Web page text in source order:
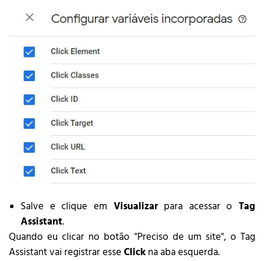
Salve e clique em Visualizarpara acessar o Tag
Assistant.
Quando eu clicar no botão "Preciso de um site", o Tag
Assistant vai registrar esse Click na aba esquerda.